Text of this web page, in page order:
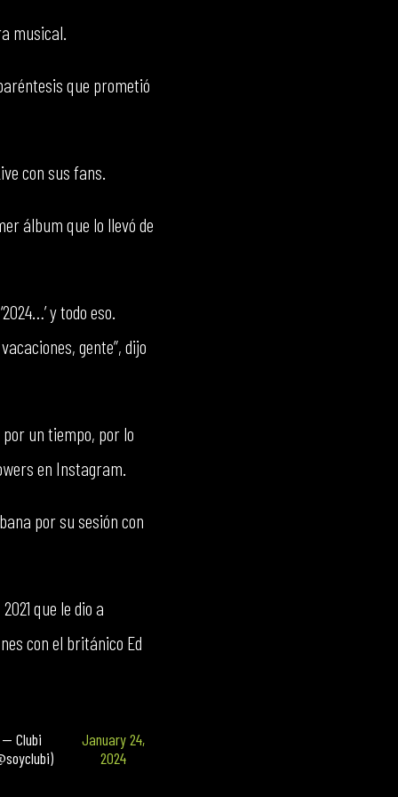
musical.
que prometió
con sus fans.
álbum que lo llevó de
y todo eso.
gente”, dijo
un tiempo, por lo
en Instagram.
por su sesión con
que le dio a
con el británico Ed
— Clubi
January 24,
2024